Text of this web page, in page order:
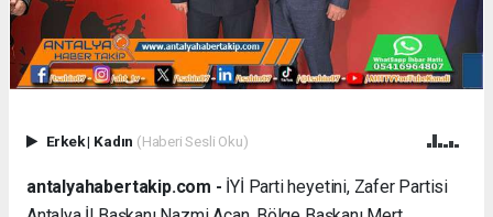
Erkek| Kadın (Haberi Sesli Oku)
antalyahabertakip.com - İYİ Parti heyetini, Zafer Partisi